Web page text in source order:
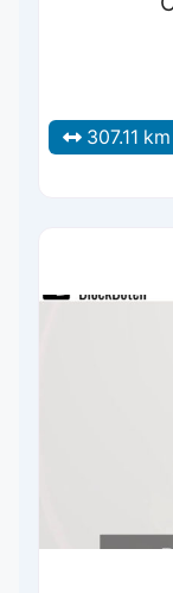
307.11 km